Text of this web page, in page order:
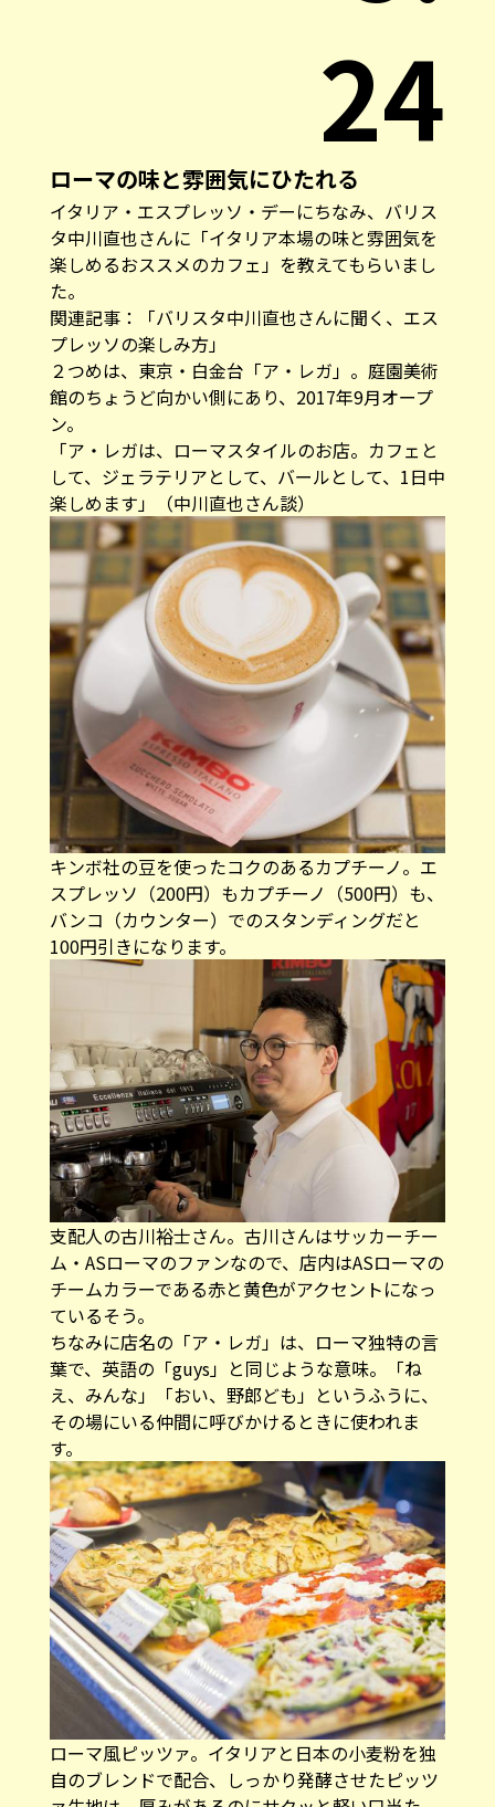
24
ローマの味と雰囲気にひたれる
イタリア・エスプレッソ・デーにちなみ、バリス
タ中川直也さんに「イタリア本場の味と雰囲気を
楽しめるおススメのカフェ」を教えてもらいまし
た。
関連記事：
「バリスタ中川直也さんに聞く、エス
プレッソの楽しみ方」
２つめは、東京・白金台「ア・レガ」。庭園美術
館のちょうど向かい側にあり、2017年9月オープ
ン。
「ア・レガは、ローマスタイルのお店。カフェと
して、ジェラテリアとして、バールとして、1日中
楽しめます」（中川直也さん談）
キンボ社の豆を使ったコクのあるカプチーノ。エ
スプレッソ（200円）もカプチーノ（500円）も、
バンコ（カウンター）でのスタンディングだと
100円引きになります。
支配人の古川裕士さん。古川さんはサッカーチー
ム・ASローマのファンなので、店内はASローマの
チームカラーである赤と黄色がアクセントになっ
ているそう。
ちなみに店名の「ア・レガ」は、ローマ独特の言
葉で、英語の「guys」と同じような意味。「ね
え、みんな」「おい、野郎ども」というふうに、
その場にいる仲間に呼びかけるときに使われま
す。
ローマ風ピッツァ。イタリアと日本の小麦粉を独
自のブレンドで配合、しっかり発酵させたピッツ